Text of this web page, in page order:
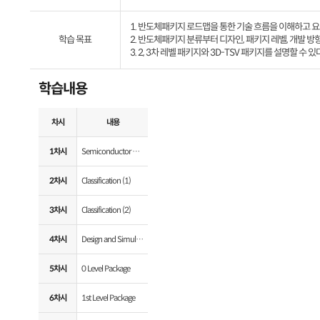
학습 목표
1. 반도체패키지 로드맵을 통한 기술 흐름을 이해하고
2. 반도체패키지 분류부터 디자인, 패키지 레벨, 개발 방
3. 2, 3차 레벨 패키지와 3D-TSV 패키지를 설명할 수 있
학습내용
차시 내용
1차시 Semiconductor Package
2차시 Classification (1)
3차시 Classification (2)
4차시 Design and Simulation
5차시 0 Level Package
6차시 1st Level Package